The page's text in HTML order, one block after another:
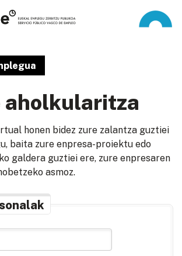
aholkularitza
honen bidez zure zalantza guztiei
baita zure enpresa-proiektu edo
galdera guztiei ere, zure enpresaren
asmoz.